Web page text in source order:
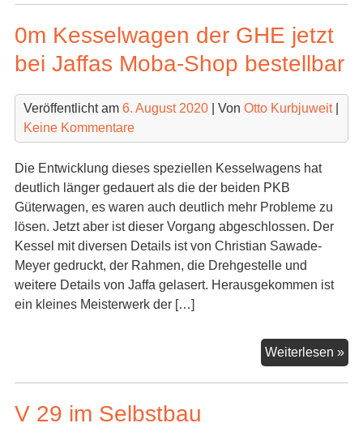
0m Kesselwagen der GHE jetzt
bei Jaffas Moba-Shop bestellbar
Veröffentlicht am 6. August 2020| Von Otto Kurbjuweit|
Keine Kommentare
Die Entwicklung dieses speziellen Kesselwagens hat
deutlich länger gedauert als die der beiden PKB
Güterwagen, es waren auch deutlich mehr Probleme zu
lösen. Jetzt aber ist dieser Vorgang abgeschlossen. Der
Kessel mit diversen Details ist von Christian Sawade-
Meyer gedruckt, der Rahmen, die Drehgestelle und
weitere Details von Jaffa gelasert. Herausgekommen ist
ein kleines Meisterwerk der […]
Weiterlesen »0m
V 29 im Selbstbau